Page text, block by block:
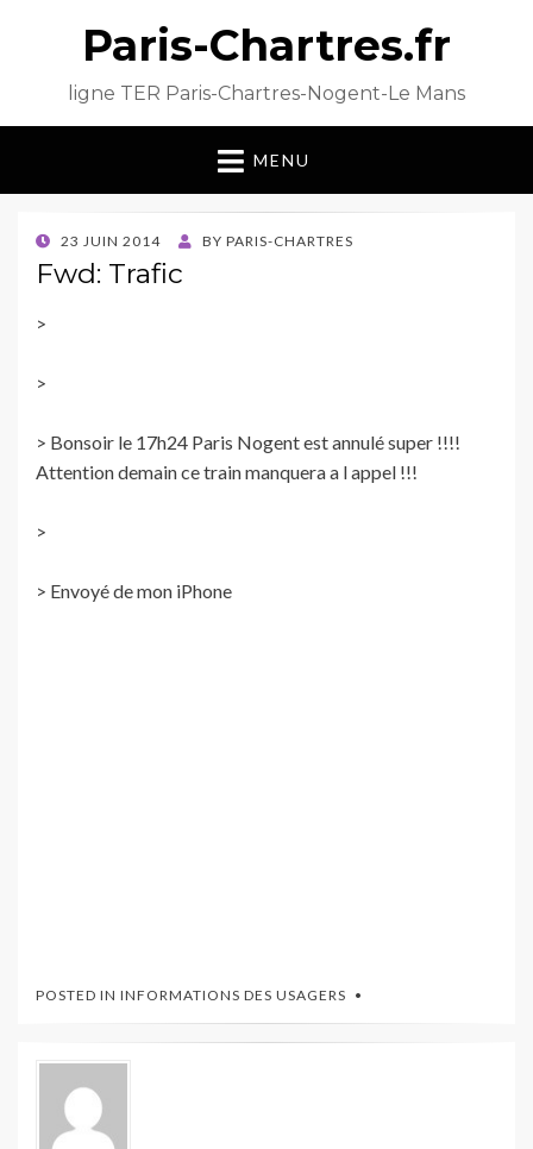
Paris-Chartres.fr
ligne TER Paris-Chartres-Nogent-Le Mans
MENU
POSTED
ON
23 JUIN 2014 BY PARIS-CHARTRES
Fwd: Trafic
>
>
> Bonsoir le 17h24 Paris Nogent est annulé super !!!!
Attention demain ce train manquera a l appel !!!
>
> Envoyé de mon iPhone
POSTED IN INFORMATIONS DES USAGERS